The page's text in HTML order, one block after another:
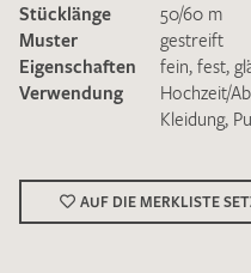
Ich bin damit
zur Beantwortung
Die
Stücklänge
50/60 m
Muster
gestreift
Eigenschaften
fein, fest,
Verwendung
Hochzeit/
Kleidung,
AUF DIE MERKLISTE